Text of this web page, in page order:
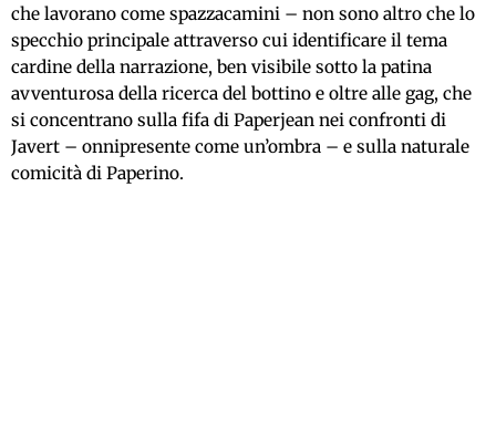
che lavorano come spazzacamini – non sono altro che lo
specchio principale attraverso cui identificare il tema
cardine della narrazione, ben visibile sotto la patina
avventurosa della ricerca del bottino e oltre alle gag, che
si concentrano sulla fifa di Paperjean nei confronti di
Javert – onnipresente come un’ombra – e sulla naturale
comicità di Paperino.